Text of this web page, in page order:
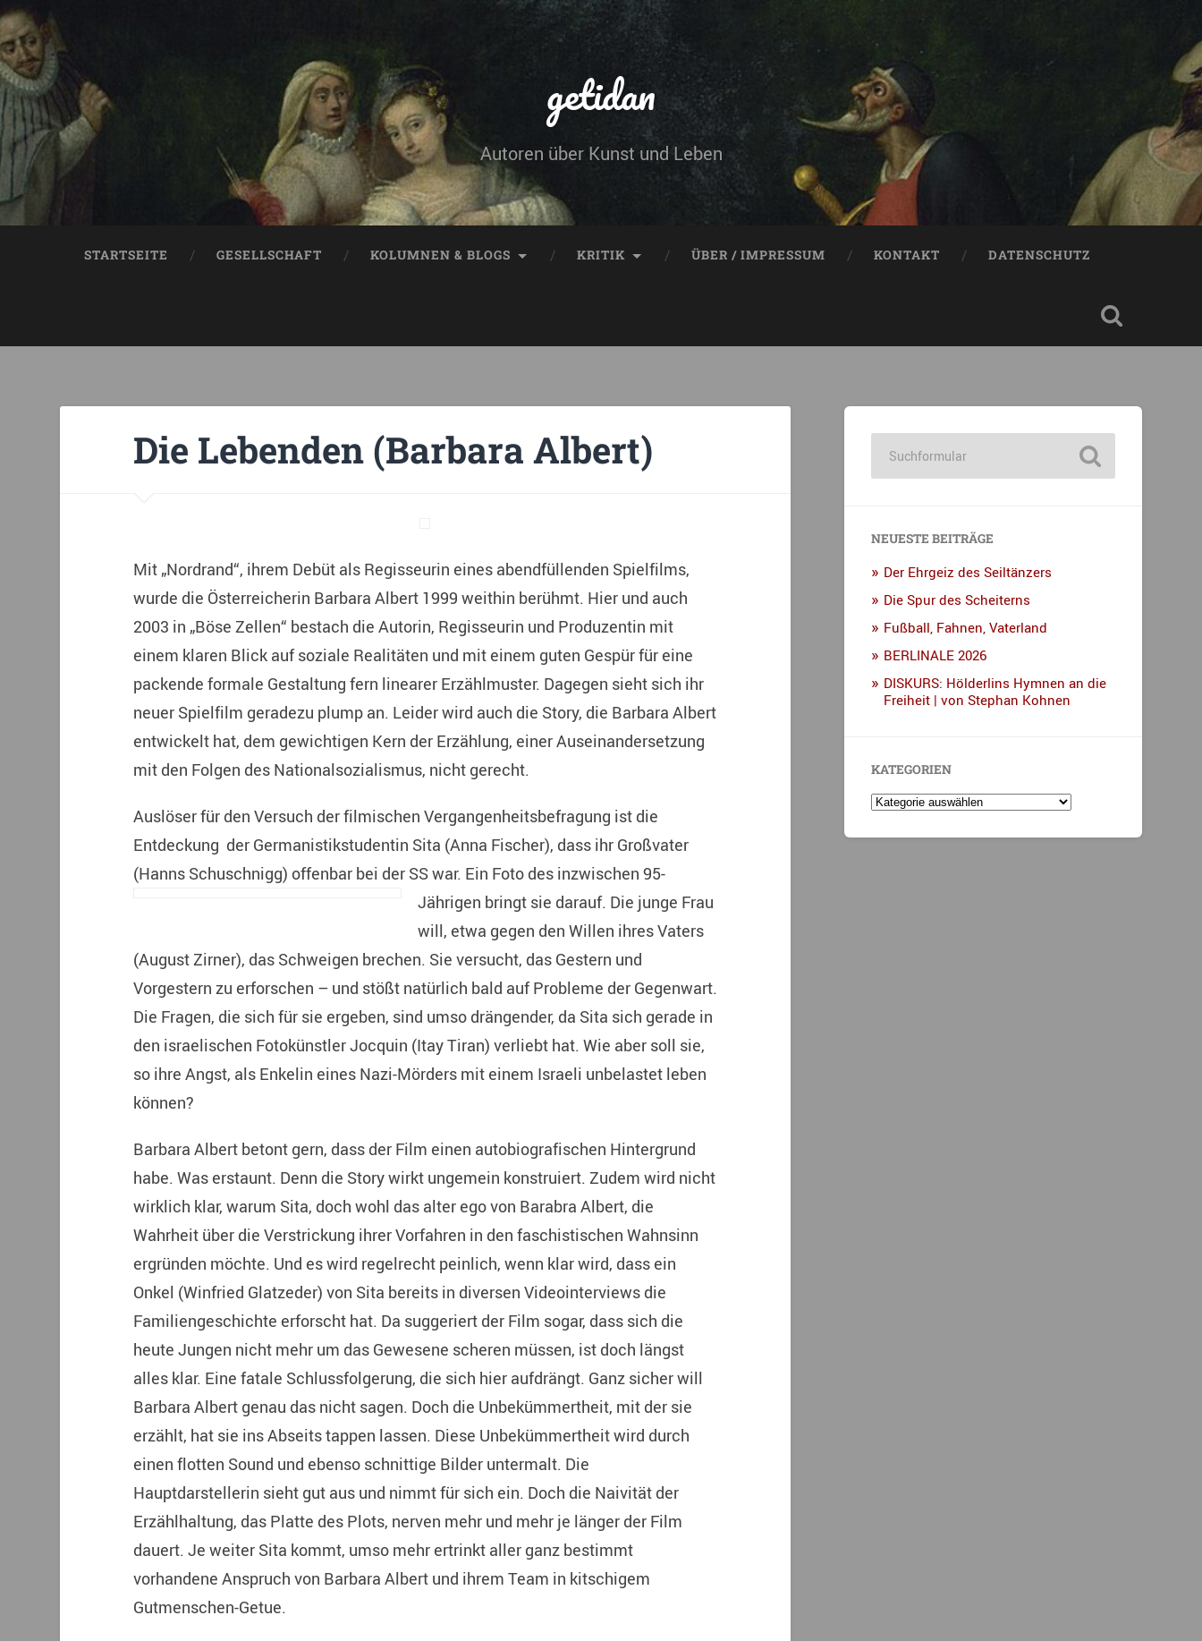
getidan
Autoren über Kunst und Leben
STARTSEITE GESELLSCHAFT KOLUMNEN & BLOGS KRITIK ÜBER / IMPRESSUM KONTAKT DATENSCHUTZ
Die Lebenden (Barbara Albert)
Mit „Nordrand“, ihrem Debüt als Regisseurin eines abendfüllenden Spielfilms,
wurde die Österreicherin Barbara Albert 1999 weithin berühmt. Hier und auch
2003 in „Böse Zellen“ bestach die Autorin, Regisseurin und Produzentin mit
einem klaren Blick auf soziale Realitäten und mit einem guten Gespür für eine
packende formale Gestaltung fern linearer Erzählmuster. Dagegen sieht sich ihr
neuer Spielfilm geradezu plump an. Leider wird auch die Story, die Barbara Albert
entwickelt hat, dem gewichtigen Kern der Erzählung, einer Auseinandersetzung
mit den Folgen des Nationalsozialismus, nicht gerecht.
Auslöser für den Versuch der filmischen Vergangenheitsbefragung ist die
Entdeckung der Germanistikstudentin Sita (Anna Fischer), dass ihr Großvater
(Hanns Schuschnigg) offenbar bei der SS war. Ein Foto des inzwischen 95-
Jährigen bringt sie darauf. Die junge Frau
will, etwa gegen den Willen ihres Vaters
(August Zirner), das Schweigen brechen. Sie versucht, das Gestern und
Vorgestern zu erforschen – und stößt natürlich bald auf Probleme der Gegenwart.
Die Fragen, die sich für sie ergeben, sind umso drängender, da Sita sich gerade in
den israelischen Fotokünstler Jocquin (Itay Tiran) verliebt hat. Wie aber soll sie,
so ihre Angst, als Enkelin eines Nazi-Mörders mit einem Israeli unbelastet leben
können?
Barbara Albert betont gern, dass der Film einen autobiografischen Hintergrund
habe. Was erstaunt. Denn die Story wirkt ungemein konstruiert. Zudem wird nicht
wirklich klar, warum Sita, doch wohl das alter ego von Barabra Albert, die
Wahrheit über die Verstrickung ihrer Vorfahren in den faschistischen Wahnsinn
ergründen möchte. Und es wird regelrecht peinlich, wenn klar wird, dass ein
Onkel (Winfried Glatzeder) von Sita bereits in diversen Videointerviews die
Familiengeschichte erforscht hat. Da suggeriert der Film sogar, dass sich die
heute Jungen nicht mehr um das Gewesene scheren müssen, ist doch längst
alles klar. Eine fatale Schlussfolgerung, die sich hier aufdrängt. Ganz sicher will
Barbara Albert genau das nicht sagen. Doch die Unbekümmertheit, mit der sie
erzählt, hat sie ins Abseits tappen lassen. Diese Unbekümmertheit wird durch
einen flotten Sound und ebenso schnittige Bilder untermalt. Die
Hauptdarstellerin sieht gut aus und nimmt für sich ein. Doch die Naivität der
Erzählhaltung, das Platte des Plots, nerven mehr und mehr je länger der Film
dauert. Je weiter Sita kommt, umso mehr ertrinkt aller ganz bestimmt
vorhandene Anspruch von Barbara Albert und ihrem Team in kitschigem
Gutmenschen-Getue.
NEUESTE BEITRÄGE
Der Ehrgeiz des Seiltänzers
Die Spur des Scheiterns
Fußball, Fahnen, Vaterland
BERLINALE 2026
DISKURS: Hölderlins Hymnen an die
Freiheit | von Stephan Kohnen
KATEGORIEN